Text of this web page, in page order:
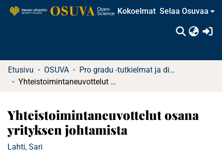
Kokoelmat Selaa Osuvaa
Etusivu OSUVA
Pro gradu -tutkielmat ja diplomityöt
Yhteistoimintaneuvottelut osana yrityksen johtamista
Yhteistoimintaneuvottelut osana
yrityksen johtamista
Lahti, Sari